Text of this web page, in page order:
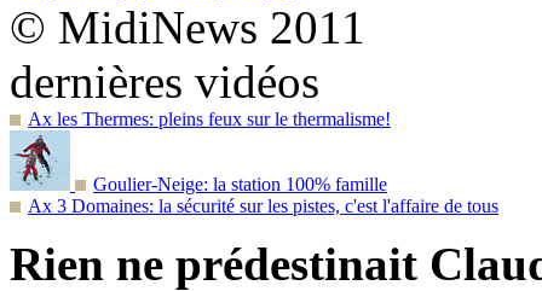
© MidiNews 2011
dernières vidéos
Ax les Thermes: pleins feux sur le thermalisme!
Goulier-Neige: la station 100% famille
Ax 3 Domaines: la sécurité sur les pistes, c'est l'affaire de tous
Rien ne prédestinait